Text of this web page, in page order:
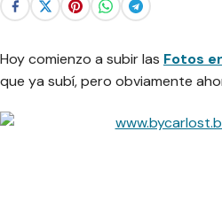
Videos
Webisodios
Hoy comienzo a subir las Fotos
que ya subí, pero obviamente